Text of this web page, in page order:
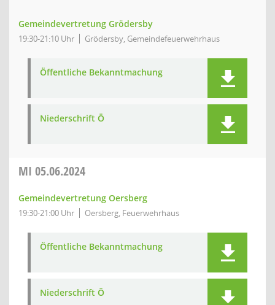
Gemeindevertretung Grödersby
19:30-21:10 Uhr Grödersby, Gemeindefeuerwehrhaus
Öffentliche Bekanntmachung
Niederschrift Ö
MI 05.06.2024
Gemeindevertretung Oersberg
19:30-21:00 Uhr Oersberg, Feuerwehrhaus
Öffentliche Bekanntmachung
Niederschrift Ö